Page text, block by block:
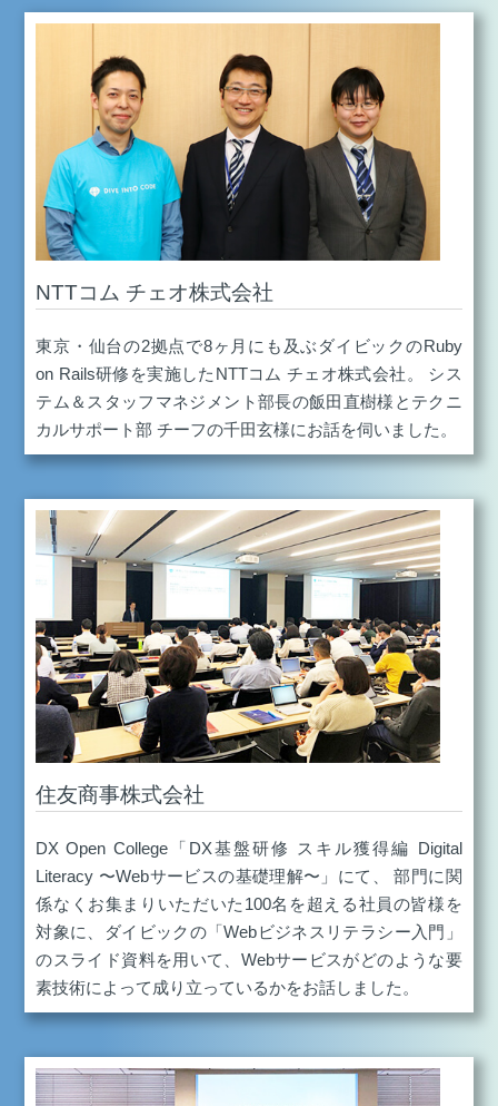
NTTコム チェオ株式会社
東京・仙台の2拠点で8ヶ月にも及ぶダイビックのRuby
on Rails研修を実施したNTTコム チェオ株式会社。 シス
テム＆スタッフマネジメント部長の飯田直樹様とテクニ
カルサポート部 チーフの千田玄様にお話を伺いました。
住友商事株式会社
DX Open College「DX基盤研修 スキル獲得編 Digital
Literacy 〜Webサービスの基礎理解〜」にて、 部門に関
係なくお集まりいただいた100名を超える社員の皆様を
対象に、ダイビックの「Webビジネスリテラシー入門」
のスライド資料を用いて、Webサービスがどのような要
素技術によって成り立っているかをお話しました。